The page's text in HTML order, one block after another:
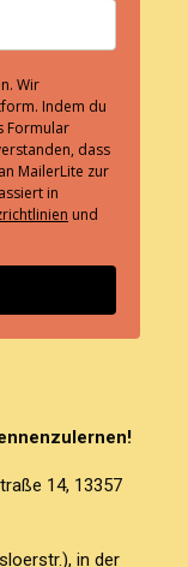
Wir
Indem du
Formular
dass
MailerLite zur
in
und
14, 13357
in der